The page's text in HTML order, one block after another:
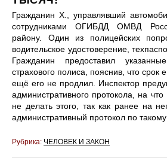
Гражданин Х., управлявший
сотрудниками ОГИБДД ОМВД
району. Один из полицейских
водительское удостоверение,
Гражданин предоставил
страхового полиса, пояснив, что срок
ещё его не продлил. Инспектор
административного протокола, на
не делать этого, так как ранее на
административный протокол по
Рубрика: ЧЕЛОВЕК И ЗАКОН